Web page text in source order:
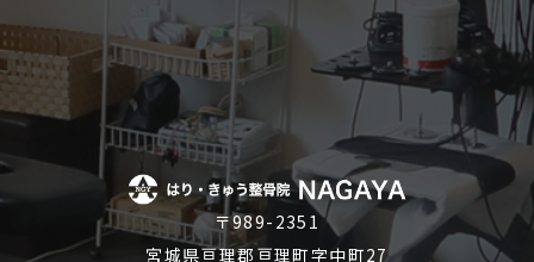
〒989-2351
宮城県亘理郡亘理町字中町27